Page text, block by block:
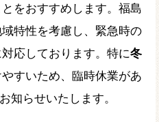
をおすすめします。福島
特性を考慮し、緊急時の
応しております。特に冬
すいため、臨時休業があ
知らせいたします。